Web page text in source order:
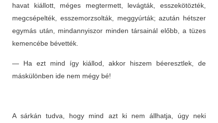
havat kiállott, méges megtermett, levágták, esszekötözték,
megcsépelték, esszemorzsolták, meggyúrták; azután hétszer
egymás után, mindannyiszor minden társainál előbb, a tüzes
kemencébe bévették.
— Ha ezt mind így kiállod, akkor hiszem béeresztlek, de
máskülönben ide nem mégy bé!
A sárkán tudva, hogy mind azt ki nem állhatja, úgy neki